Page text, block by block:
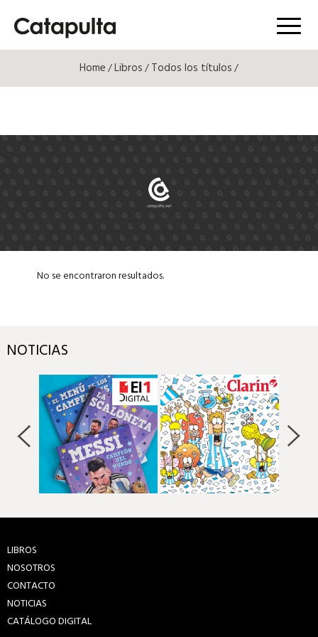
Menú
Home/Libros/Todos los títulos/
No se encontraron resultados.
NOTICIAS
LIBROS
NOSOTROS
CONTACTO
NOTICIAS
CATÁLOGO DIGITAL